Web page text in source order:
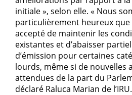
initiale », selon elle. « Nous
particulièrement heureux que
accepté de maintenir les
existantes et d’abaisser
d’émission pour certaines
lourds, même si de nouvelles
attendues de la part du
déclaré Raluca Marian de l’IRU.